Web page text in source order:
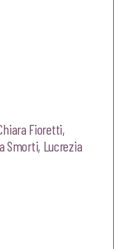
Fioretti,
Smorti, Lucrezia